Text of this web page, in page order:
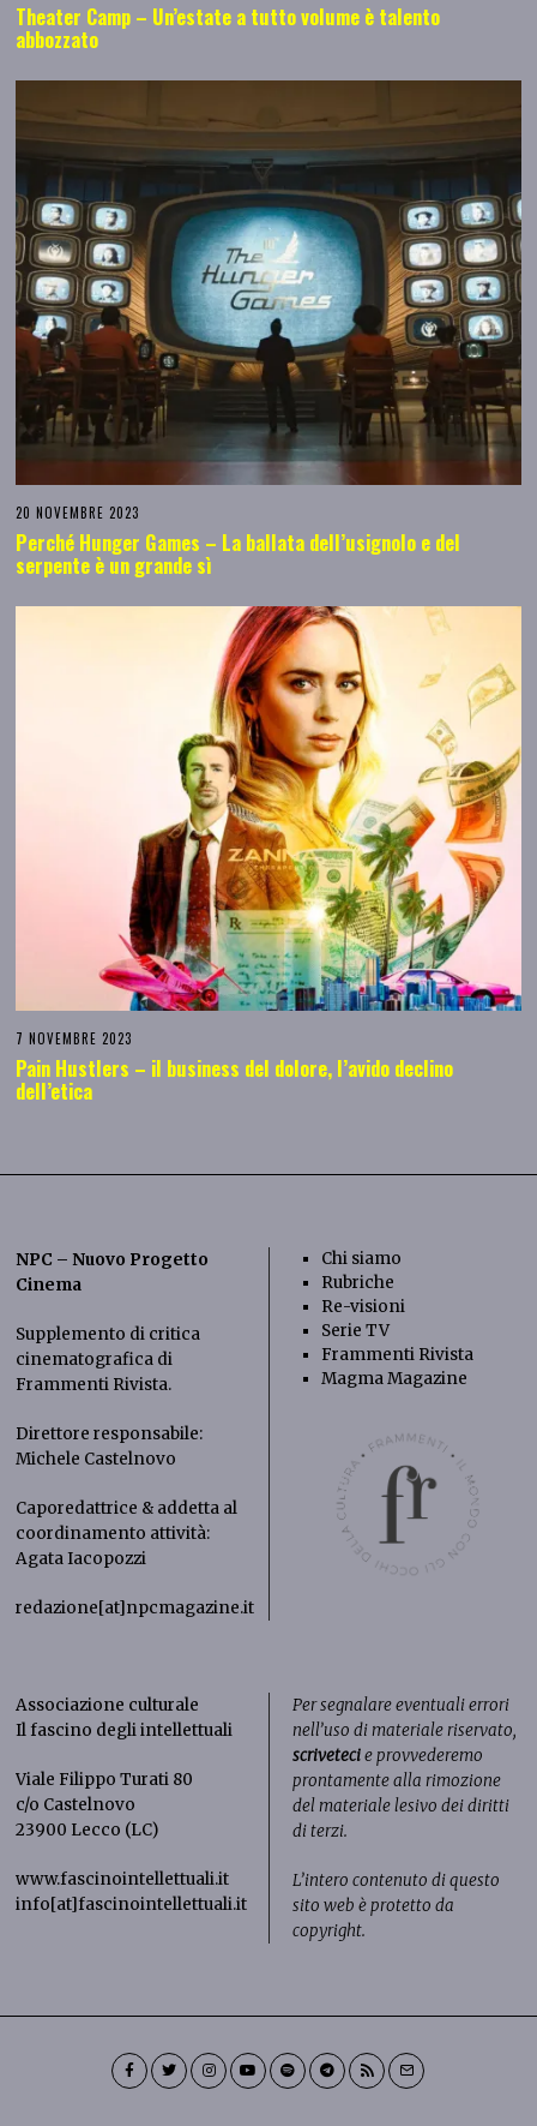
Theater Camp – Un’estate a tutto volume è talento
abbozzato
20 NOVEMBRE 2023
Perché Hunger Games – La ballata dell’usignolo e del
serpente è un grande sì
7 NOVEMBRE 2023
Pain Hustlers – il business del dolore, l’avido declino
dell’etica
NPC – Nuovo Progetto
Cinema
Supplemento di critica
cinematografica di
Frammenti Rivista.
Direttore responsabile:
Michele Castelnovo
Caporedattrice & addetta al
coordinamento attività:
Agata Iacopozzi
redazione[at]npcmagazine.it
Chi siamo
Rubriche
Re-visioni
Serie TV
Frammenti Rivista
Magma Magazine
Associazione culturale
Il fascino degli intellettuali
Viale Filippo Turati 80
c/o Castelnovo
23900 Lecco (LC)
www.fascinointellettuali.it
info[at]fascinointellettuali.it
Per segnalare eventuali errori
nell’uso di materiale riservato,
scrivetecie provvederemo
prontamente alla rimozione
del materiale lesivo dei diritti
di terzi.
L’intero contenuto di questo
sito web è protetto da
copyright.